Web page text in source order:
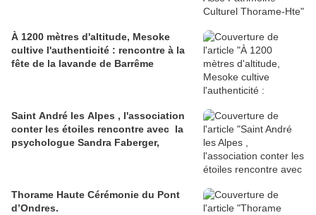
À 1200 mètres d'altitude, Mesoke
cultive l'authenticité : rencontre à la
fête de la lavande de Barrême
Saint André les Alpes , l'association
conter les étoiles rencontre avec la
psychologue Sandra Faberger,
Thorame Haute Cérémonie du Pont
d’Ondres.